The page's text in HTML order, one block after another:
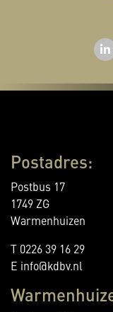
Postadres:
Postbus 17
1749 ZG
Warmenhuizen
T 0226 39 16 29
E info@kdbv.nl